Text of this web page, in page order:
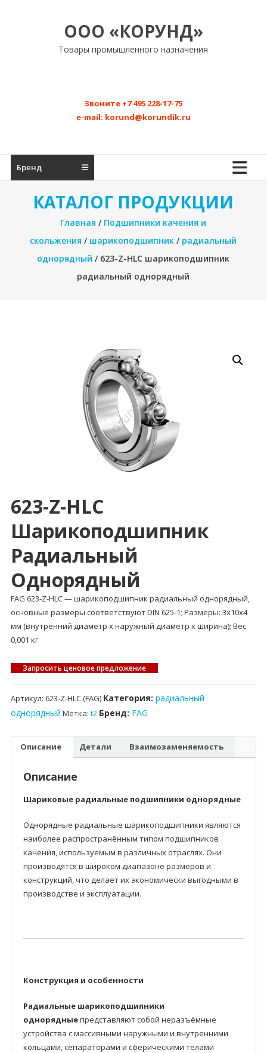
ООО «КОРУНД»
Товары промышленного назначения
Звоните +7 495 228-17-75
e-mail: korund@korundik.ru
Бренд
КАТАЛОГ ПРОДУКЦИИ
Главная / Подшипники качения и
скольжения / шарикоподшипник / радиальный
однорядный / 623-Z-HLC шарикоподшипник
радиальный однорядный
623-Z-HLC
Шарикоподшипник
Радиальный
Однорядный
FAG 623-Z-HLC — шарикоподшипник радиальный однорядный,
основные размеры соответствуют DIN 625-1; Размеры: 3x10x4
мм (внутренний диаметр x наружный диаметр x ширина); Вес
0,001 кг
Запросить ценовое предложение
Артикул: 623-Z-HLC (FAG) Категория: радиальный
однорядный Метка: t2 Бренд: FAG
Описание Детали Взаимозаменяемость
Описание
Шариковые радиальные подшипники однорядные
Однорядные радиальные шарикоподшипники являются
наиболее распространённым типом подшипников
качения, используемым в различных отраслях. Они
производятся в широком диапазоне размеров и
конструкций, что делает их экономически выгодными в
производстве и эксплуатации.
Конструкция и особенности
Радиальные шарикоподшипники
однорядныепредставляют собой неразъёмные
устройства с массивными наружными и внутренними
кольцами, сепараторами и сферическими телами